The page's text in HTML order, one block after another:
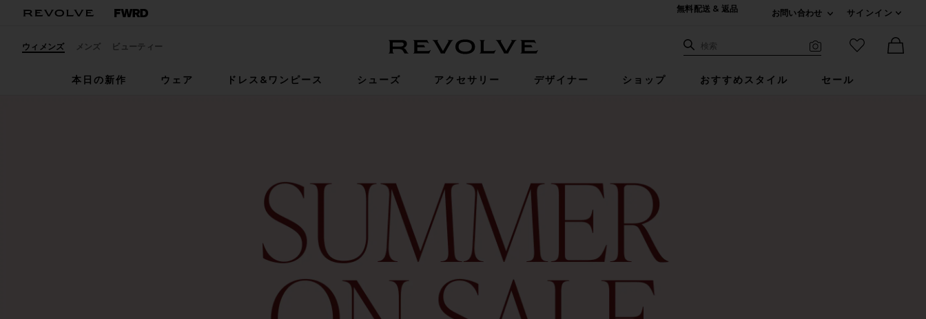
無料配送 & 返品
お問い合わせ
サインイン
ウィメンズ メンズ ビューティー サイト検索
検索
お気に入り
本日の新作
ウェア ドレス&ワンピース シューズ アクセサリー デザイナー ショップ おすすめスタイル セール